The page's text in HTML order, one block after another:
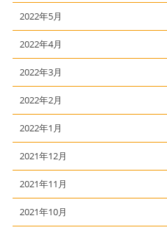
2022年5月
2022年4月
2022年3月
2022年2月
2022年1月
2021年12月
2021年11月
2021年10月